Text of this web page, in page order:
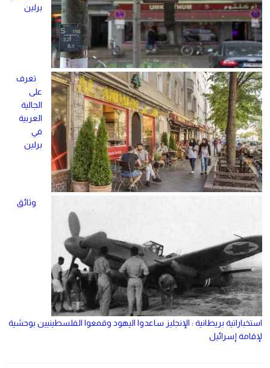
برلين
تعرف
على
الجالية
العربية
في
برلين
وثائق
استخباراتية بريطانية : الإنجليز ساعدوا اليهود وقمعوا الفلسطينيين بوحشية
لإقامة إسرائيل